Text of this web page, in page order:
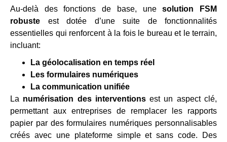
Au-delà des fonctions de base, unesolution FSM
robuste est dotée d’une suite de fonctionnalités
essentielles qui renforcent à la fois le bureau et le terrain,
incluant:
La géolocalisation en temps réel
Les formulaires numériques
La communication unifiée
La numérisation des interventionsest un aspect clé,
permettant aux entreprises de remplacer les rapports
papier par des formulaires numériques personnalisables
créés avec une plateforme simple et sans code. Des